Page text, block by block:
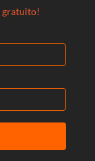
gratuito!